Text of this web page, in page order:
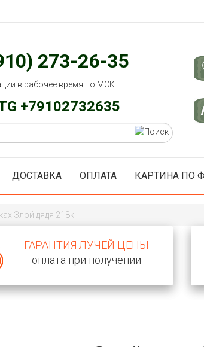
273-26-35
в рабочее время по МСК
+79102732635
ДОСТАВКА ОПЛАТА КАРТИНА ПО
Злой дядя 218k
ГАРАНТИЯ ЛУЧЕЙ ЦЕНЫ
оплата при получении